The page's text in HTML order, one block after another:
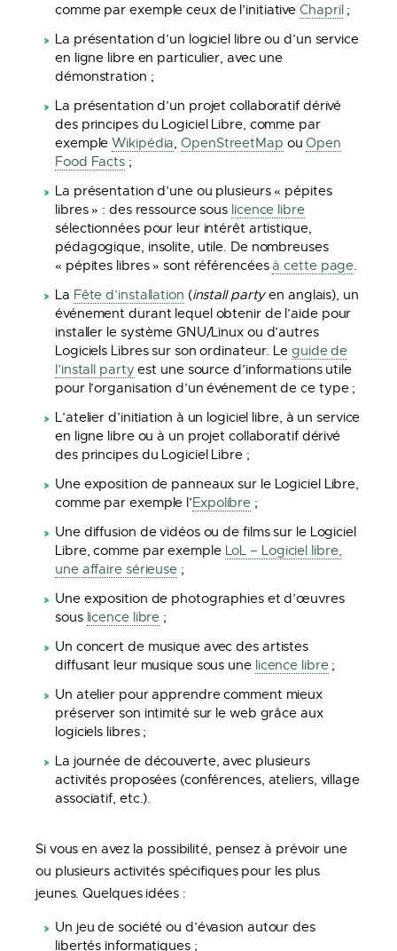
comme par exemple ceux de l’initiativeChapril;
La présentation d’un logiciel libre ou d’un service
en ligne libre en particulier, avec une
démonstration ;
La présentation d’un projet collaboratif dérivé
des principes du Logiciel Libre, comme par
exempleWikipédia,OpenStreetMap ouOpen
Food Facts ;
La présentation d’une ou plusieurs « pépites
libres » : des ressource sous licence libre
sélectionnées pour leur intérêt artistique,
pédagogique, insolite, utile. De nombreuses
« pépites libres » sont référencéesà cette page.
La Fête d’installation (install partyen anglais), un
événement durant lequel obtenir de l’aide pour
installer le système GNU/Linux ou d’autres
Logiciels Libres sur son ordinateur. Le guide de
l’install party est une source d’informations utile
pour l’organisation d’un événement de ce type ;
L’atelier d’initiation à un logiciel libre, à un service
en ligne libre ou à un projet collaboratif dérivé
des principes du Logiciel Libre ;
Une exposition de panneaux sur le Logiciel Libre,
comme par exemple l’Expolibre ;
Une diffusion de vidéos ou de films sur le Logiciel
Libre, comme par exemple LoL – Logiciel libre,
une affaire sérieuse ;
Une exposition de photographies et d’œuvres
sous licence libre ;
Un concert de musique avec des artistes
diffusant leur musique sous une licence libre;
Un atelier pour apprendre comment mieux
préserver son intimité sur le web grâce aux
logiciels libres ;
La journée de découverte, avec plusieurs
activités proposées (conférences, ateliers, village
associatif, etc.).
Si vous en avez la possibilité, pensez à prévoir une
ou plusieurs activités spécifiques pour les plus
jeunes. Quelques idées :
Un jeu de société ou d’évasion autour des
libertés informatiques ;